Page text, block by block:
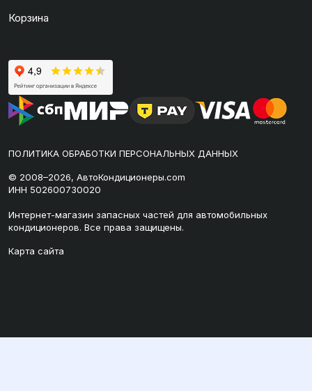
Корзина
ПОЛИТИКА ОБРАБОТКИ ПЕРСОНАЛЬНЫХ ДАННЫХ
© 2008–2026, АвтоКондиционеры.com
ИНН 502600730020
Интернет-магазин запасных частей для автомобильных
кондиционеров. Все права защищены.
Карта сайта